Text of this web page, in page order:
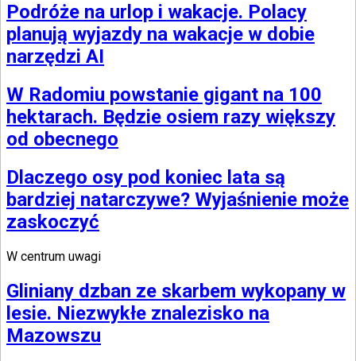
Podróże na urlop i wakacje. Polacy
planują wyjazdy na wakacje w dobie
narzędzi AI
W Radomiu powstanie gigant na 100
hektarach. Będzie osiem razy większy
od obecnego
Dlaczego osy pod koniec lata są
bardziej natarczywe? Wyjaśnienie może
zaskoczyć
W centrum uwagi
Gliniany dzban ze skarbem wykopany w
lesie. Niezwykłe znalezisko na
Mazowszu